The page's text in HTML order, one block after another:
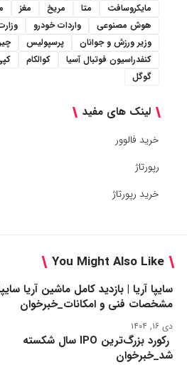
مایکروسافت
متا مریخ مغز
هوش مصنوعی
واردات خودرو
وزیر ورزش و جوانان
پرسپولیس
کنفدراسیون فوتبال آسیا
کوالکام
گوگل
لینک های مفید
خرید فالوور
رپورتاژ
خرید رپورتاژ
You Might Also Like
سایپا آریا | بازدید کامل ماشین آریا
مشخصات فنی و امکانات_خبرخوان
دی ۱۶, ۱۴۰۴
رکورد بزرگ‌ترین IPO سال شکسته
شد_خبرخوان